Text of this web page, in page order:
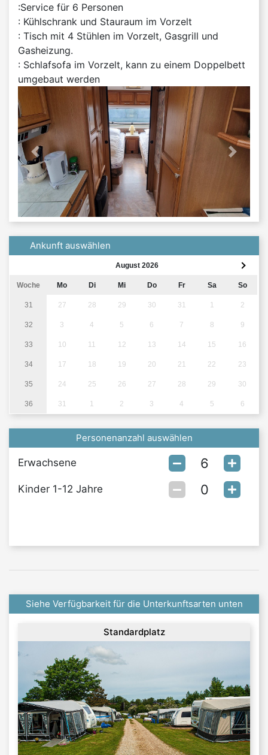
:Service für 6 Personen
: Kühlschrank und Stauraum im Vorzelt
: Tisch mit 4 Stühlen im Vorzelt, Gasgrill und
Gasheizung.
: Schlafsofa im Vorzelt, kann zu einem Doppelbett
umgebaut werden
'previous' not found
Ankunft auswählen
August 2026
Woche Mo Di Mi Do Fr Sa So
31 27 28 29 30 31 1 2
32 3 4 5 6 7 8 9
33 10 11 12 13 14 15 16
34 17 18 19 20 21 22 23
35 24 25 26 27 28 29 30
36 31 1 2 3 4 5 6
Personenanzahl auswählen
Erwachsene
Kinder 1-12 Jahre
Siehe Verfügbarkeit für die Unterkunftsarten unten
Standardplatz